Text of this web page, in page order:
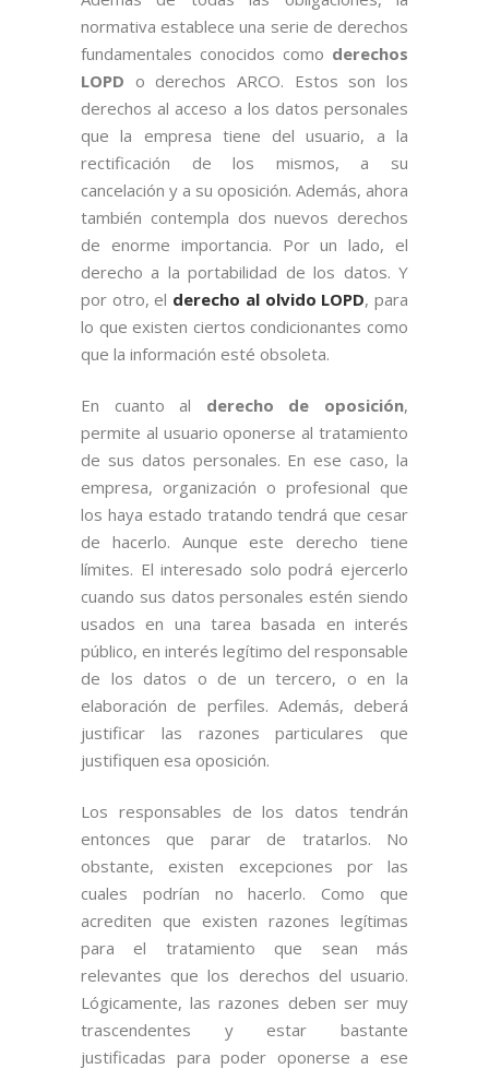
normativa establece una serie de derechos
fundamentales conocidos como derechos
LOPD o derechos ARCO. Estos son los
derechos al acceso a los datos personales
que la empresa tiene del usuario, a la
rectificación de los mismos, a su
cancelación y a su oposición. Además, ahora
también contempla dos nuevos derechos
de enorme importancia. Por un lado, el
derecho a la portabilidad de los datos. Y
por otro, el derecho al olvido LOPD, para
lo que existen ciertos condicionantes como
que la información esté obsoleta.
En cuanto al derecho de oposición,
permite al usuario oponerse al tratamiento
de sus datos personales. En ese caso, la
empresa, organización o profesional que
los haya estado tratando tendrá que cesar
de hacerlo. Aunque este derecho tiene
límites. El interesado solo podrá ejercerlo
cuando sus datos personales estén siendo
usados en una tarea basada en interés
público, en interés legítimo del responsable
de los datos o de un tercero, o en la
elaboración de perfiles. Además, deberá
justificar las razones particulares que
justifiquen esa oposición.
Los responsables de los datos tendrán
entonces que parar de tratarlos. No
obstante, existen excepciones por las
cuales podrían no hacerlo. Como que
acrediten que existen razones legítimas
para el tratamiento que sean más
relevantes que los derechos del usuario.
Lógicamente, las razones deben ser muy
trascendentes y estar bastante
justificadas para poder oponerse a ese